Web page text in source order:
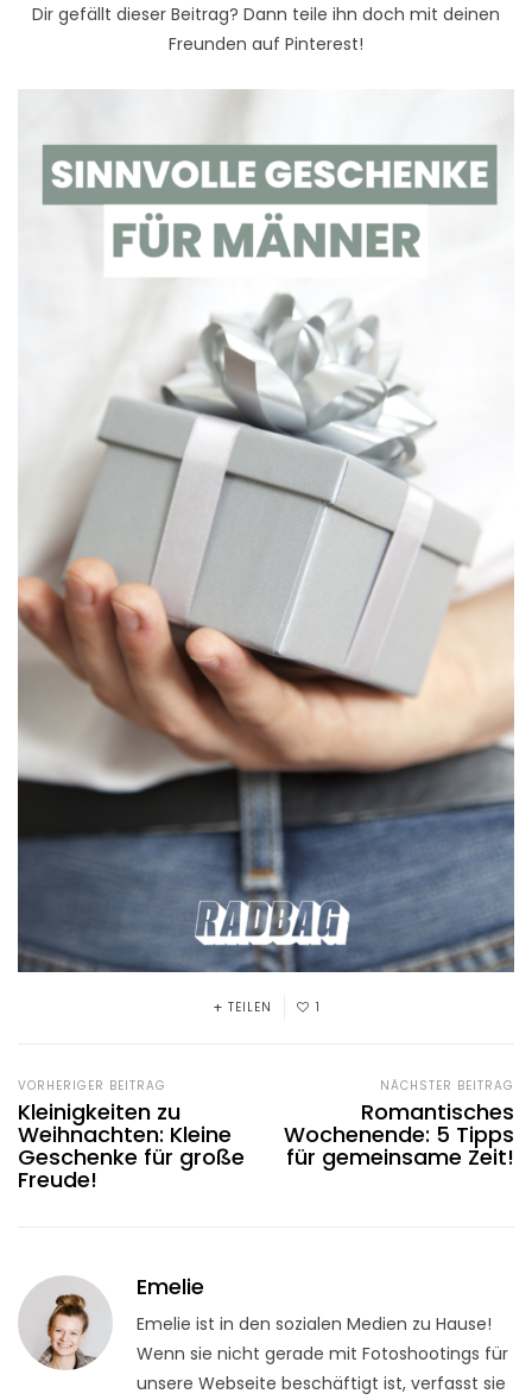
Dir gefällt dieser Beitrag? Dann teile ihn doch mit deinen
Freunden auf Pinterest!
TEILEN 1
VORHERIGER BEITRAG
Kleinigkeiten zu
Weihnachten: Kleine
Geschenke für große
Freude!
NÄCHSTER BEITRAG
Romantisches
Wochenende: 5 Tipps
für gemeinsame Zeit!
Emelie
Emelie ist in den sozialen Medien zu Hause!
Wenn sie nicht gerade mit Fotoshootings für
unsere Webseite beschäftigt ist, verfasst sie